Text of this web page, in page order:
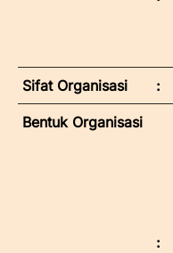
Sifat Organisasi :
Bentuk Organisasi
: